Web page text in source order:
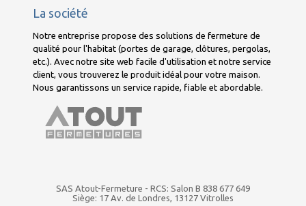
La société
Notre entreprise propose des solutions de fermeture de
qualité pour l'habitat (portes de garage, clôtures, pergolas,
etc.). Avec notre site web facile d'utilisation et notre service
client, vous trouverez le produit idéal pour votre maison.
Nous garantissons un service rapide, fiable et abordable.
SAS Atout-Fermeture - RCS: Salon B 838 677 649
Siège: 17 Av. de Londres, 13127 Vitrolles